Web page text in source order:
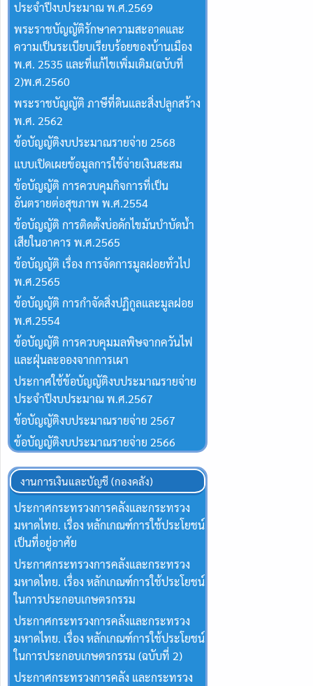
ประจำปีงบประมาณ พ.ศ.2569
พระราชบัญญัติรักษาความสะอาดและ
ความเป็นระเบียบเรียบร้อยของบ้านเมือง
พ.ศ. 2535 และที่แก้ไขเพิ่มเติม(ฉบับที่
2)พ.ศ.2560
พระราชบัญญัติ ภาษีที่ดินและสิ่งปลูกสร้าง
พ.ศ. 2562
ข้อบัญญัติงบประมาณรายจ่าย 2568
แบบเปิดเผยข้อมูลการใช้จ่ายเงินสะสม
ข้อบัญญัติ การควบคุมกิจการที่เป็น
อันตรายต่อสุขภาพ พ.ศ.2554
ข้อบัญญัติ การติดตั้งบ่อดักไขมันบำบัดน้ำ
เสียในอาคาร พ.ศ.2565
ข้อบัญญัติ เรื่อง การจัดการมูลฝอยทั่วไป
พ.ศ.2565
ข้อบัญญัติ การกำจัดสิ่งปฏิกูลและมูลฝอย
พ.ศ.2554
ข้อบัญญัติ การควบคุมมลพิษจากควันไฟ
และฝุ่นละอองจากการเผา
ประกาศใช้ข้อบัญญัติงบประมาณรายจ่าย
ประจำปีงบประมาณ พ.ศ.2567
ข้อบัญญัติงบประมาณรายจ่าย 2567
ข้อบัญญัติงบประมาณรายจ่าย 2566
งานการเงินและบัญชี (กองคลัง)
ประกาศกระทรวงการคลังและกระทรวง
มหาดไทย. เรื่อง หลักเกณฑ์การใช้ประโยชน์
เป็นที่อยู่อาศัย
ประกาศกระทรวงการคลังและกระทรวง
มหาดไทย. เรื่อง หลักเกณฑ์การใช้ประโยชน์
ในการประกอบเกษตรกรรม
ประกาศกระทรวงการคลังและกระทรวง
มหาดไทย. เรื่อง หลักเกณฑ์การใช้ประโยชน์
ในการประกอบเกษตรกรรม (ฉบับที่ 2)
ประกาศกระทรวงการคลัง และกระทรวง